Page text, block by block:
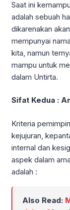
Saat ini
adalah sebuah
dikarenakan
mempunyai
kita, namun
mampu untuk
dalam Untirta.
Sifat Kedua :
Kriteria
kejujuran,
internal dan
aspek dalam
adalah :
Also Read: